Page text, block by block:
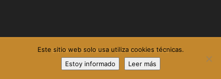
Elemento del menú Elemento del menú
©
Este sitio web solo usa utiliza cookies técnicas.
Estoy informado
Leer más